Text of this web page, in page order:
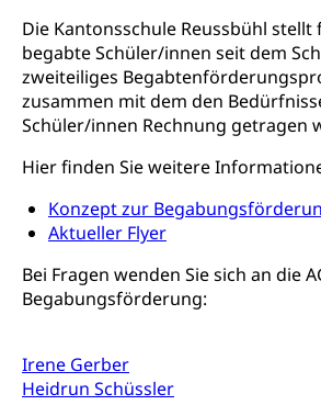
Die Kantonsschule Reussbühl
begabte Schüler/innen seit dem
zweiteiliges
zusammen mit dem den
Schüler/innen Rechnung getragen
Hier finden Sie weitere
Konzept zur
Aktueller Flyer
Bei Fragen wenden Sie sich an die
Begabungsförderung:
Irene Gerber
Heidrun Schüssler
Staatsarchiv
Zentral- und
Archiv der
Kulturelle Einrichtungen
Museen, Theater, Bibliotheken
Dienststelle
Kulturförderung
kulturelles Angebot, Kulturerbe,
Förderung, Kulturausschreibungen,
Werkbeitrag, Produktionsbeitrag,
Musik, Entwicklung,
Filmförderung, Regionale Förderfonds,
Kulturförderung und